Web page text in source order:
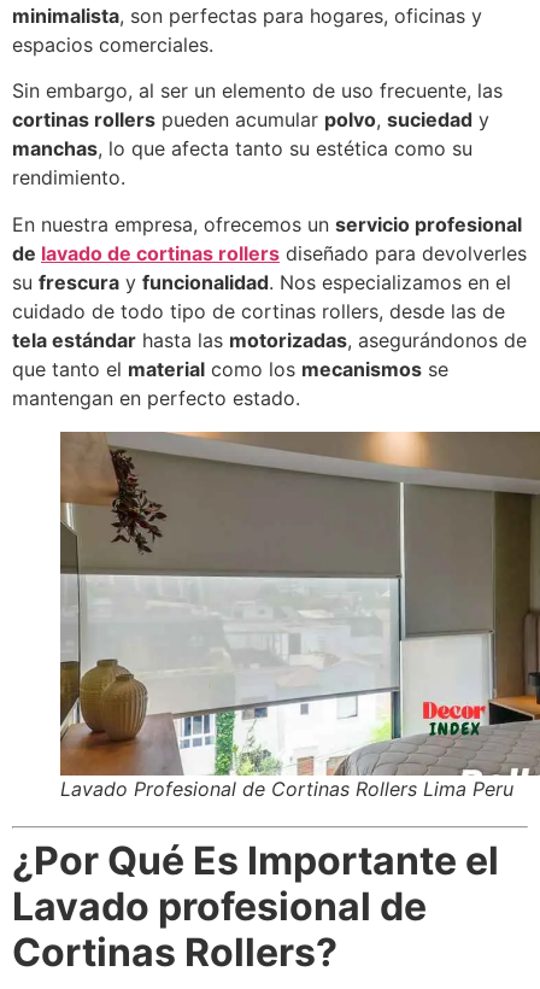
minimalista, son perfectas para hogares, oficinas y
espacios comerciales.
Sin embargo, al ser un elemento de uso frecuente, las
cortinas rollers pueden acumular polvo, suciedad y
manchas, lo que afecta tanto su estética como su
rendimiento.
En nuestra empresa, ofrecemos un servicio profesional
de lavado de cortinas rollers diseñado para devolverles
su frescura y funcionalidad. Nos especializamos en el
cuidado de todo tipo de cortinas rollers, desde las de
tela estándar hasta las motorizadas, asegurándonos de
que tanto el material como los mecanismos se
mantengan en perfecto estado.
Lavado Profesional de Cortinas Rollers Lima Peru
¿Por Qué Es Importante el
Lavado profesional de
Cortinas Rollers?